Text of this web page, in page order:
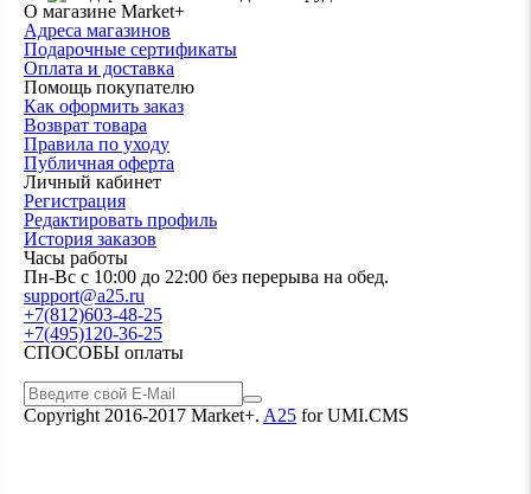
О магазине Market+
Адреса магазинов
Подарочные сертификаты
Оплата и доставка
Помощь покупателю
Как оформить заказ
Возврат товара
Правила по уходу
Публичная оферта
Личный кабинет
Регистрация
Редактировать профиль
История заказов
Часы работы
Пн-Вс с 10:00 до 22:00 без перерыва на обед.
support@a25.ru
+7(812)603-48-25
+7(495)120-36-25
СПОСОБЫ оплаты
Copyright 2016-2017 Market+. A25 for UMI.CMS